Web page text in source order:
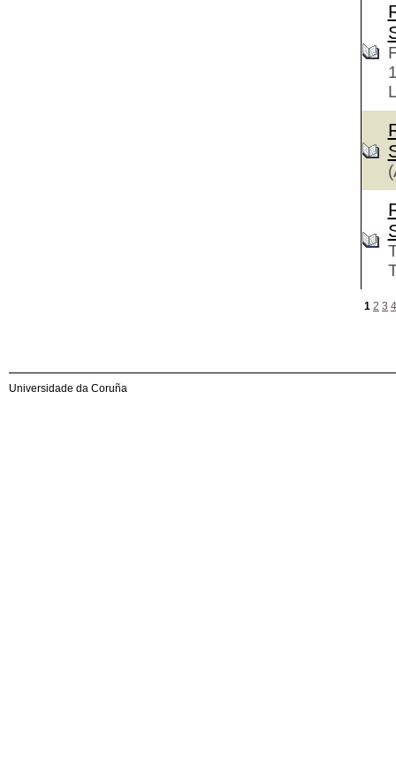
1 2 3 4
Universidade da Coruña